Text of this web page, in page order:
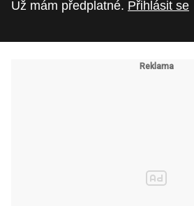
Už mám předplatné. Přihlásit se